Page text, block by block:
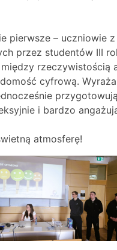
pierwsze – uczniowie
przez studentów III
cyfrową.
i bardzo
atmosferę!